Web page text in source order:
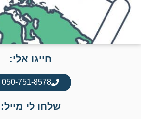
חייגו אלי:
050-751-8578
שלחו לי מייל: